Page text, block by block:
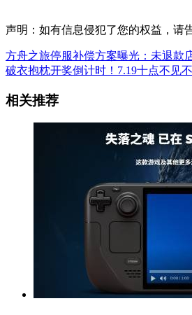
声明：如有信息侵犯了您的权益，请
方舟之旅停服补偿方案曝光：未退款
破衣抱枕开奖倒计时！7.19十点不见
相关推荐